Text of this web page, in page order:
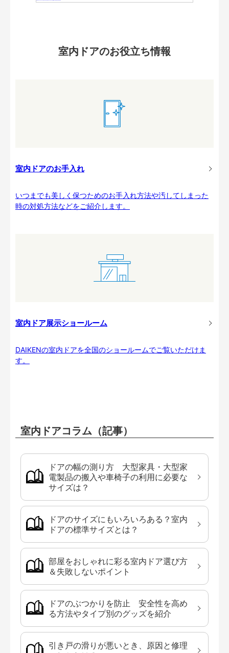
室内ドアのお役立ち情報
室内ドアのお手入れ
いつまでも美しく保つためのお手入れ方法や汚してしまった
時の対処方法などをご紹介します。
室内ドア展示ショールーム
DAIKENの室内ドアを全国のショールームでご覧いただけま
す。
室内ドアコラム（記事）
ドアの幅の測り方 大型家具・大型家
電製品の搬入や車椅子の利用に必要な
サイズは？
ドアのサイズにもいろいろある？室内
ドアの標準サイズとは？
部屋をおしゃれに彩る室内ドア選び方
＆失敗しないポイント
ドアのぶつかりを防止 安全性を高め
る方法やタイプ別のグッズを紹介
引き戸の滑りが悪いとき、原因と修理